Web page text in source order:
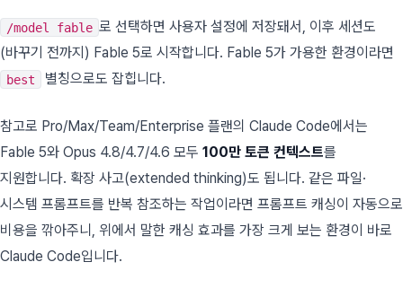
/model fable 로 선택하면 사용자 설정에 저장돼서, 이후 세션도
(바꾸기 전까지) Fable 5로 시작합니다. Fable 5가 가용한 환경이라면
best 별칭으로도 잡힙니다.
참고로 Pro/Max/Team/Enterprise 플랜의 Claude Code에서는
Fable 5와 Opus 4.8/4.7/4.6 모두 100만 토큰 컨텍스트를
지원합니다. 확장 사고(extended thinking)도 됩니다. 같은 파일·
시스템 프롬프트를 반복 참조하는 작업이라면 프롬프트 캐싱이 자동으로
비용을 깎아주니, 위에서 말한 캐싱 효과를 가장 크게 보는 환경이 바로
Claude Code입니다.